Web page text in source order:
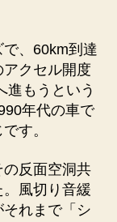
、60km到達
クセル開度
進もうという
年代の車で
す。
反面空洞共
風切り音緩
れまで「シ